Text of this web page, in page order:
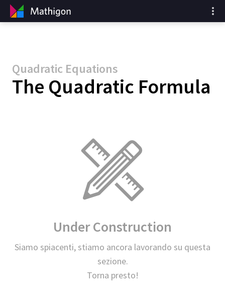
Quadratic Equations
The Quadratic Formula
Under Construction
Siamo spiacenti, stiamo ancora lavorando su questa
sezione.
Torna presto!